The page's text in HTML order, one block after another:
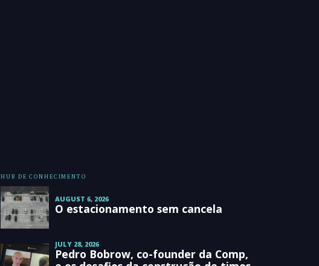
HUB DE CONHECIMENTO
AUGUST 6, 2026
O estacionamento sem cancela
JULY 28, 2026
Pedro Bobrow, co-founder da Comp,